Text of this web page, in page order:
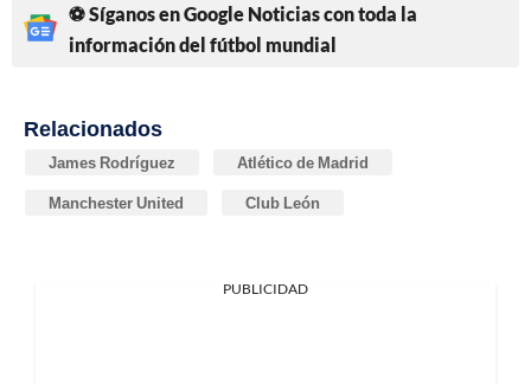
⚽ Síganos en Google Noticias con toda la
información del fútbol mundial
Relacionados
James Rodríguez Atlético de Madrid
Manchester United Club León
PUBLICIDAD